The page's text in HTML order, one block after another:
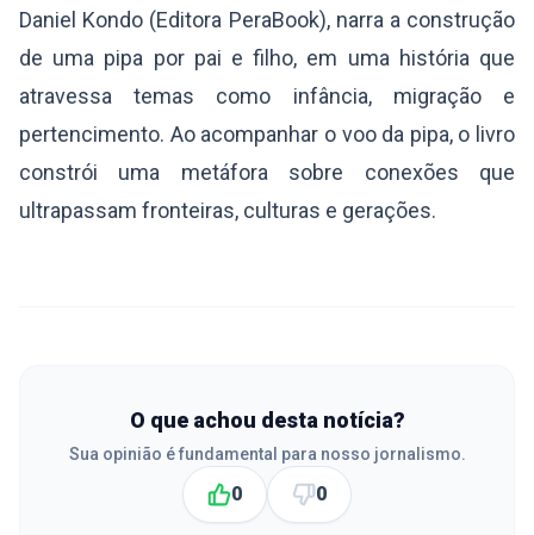
Daniel Kondo (Editora PeraBook), narra a construção
de uma pipa por pai e filho, em uma história que
atravessa temas como infância, migração e
pertencimento. Ao acompanhar o voo da pipa, o livro
constrói uma metáfora sobre conexões que
ultrapassam fronteiras, culturas e gerações.
O que achou desta notícia?
Sua opinião é fundamental para nosso jornalismo.
0 0